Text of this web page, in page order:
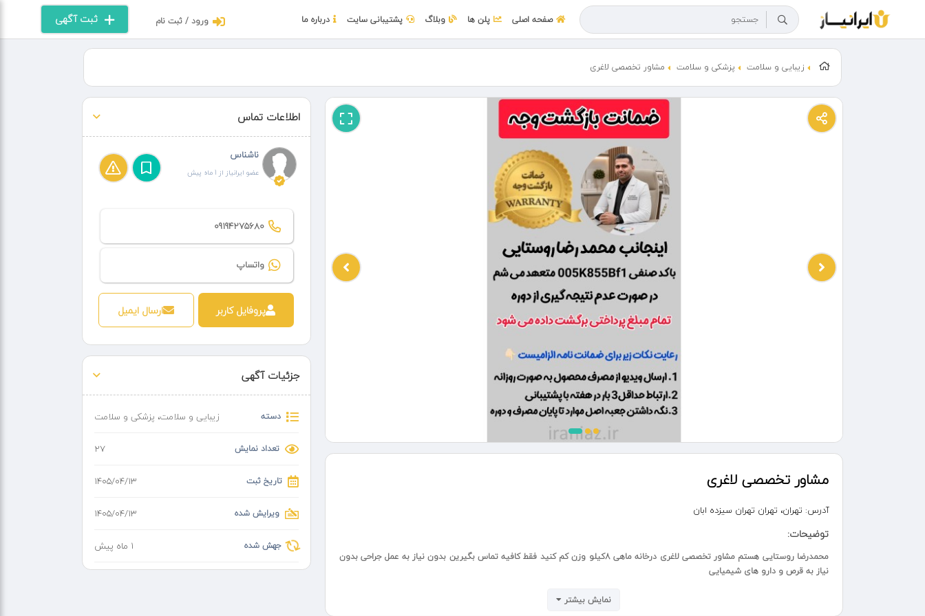
ثبت آگهی ورود / ثبت نام صفحه اصلی پلن ها وبلاگ پشتیبانی سایت درباره ما
زیبایی و سلامت پزشکی و سلامت مشاور تخصصی لاغری
مشاور تخصصی لاغری
آدرس: تهران، تهران تهران سیزده ابان
توضیحات:
محمدرضا روستایی هستم مشاور تخصصی لاغری درخانه ماهی 8کیلو وزن کم کنید فقط کافیه تماس بگیرین بدون نیاز به عمل جراحی بدون
نیاز به قرص و دارو های شیمیایی
نمایش بیشتر
اطلاعات تماس
ناشناس
عضو ایرانیاز از 1 ماه پیش
09194275680
واتساپ
پروفایل کاربر ارسال ایمیل
جزئیات آگهی
دسته زیبایی و سلامت، پزشکی و سلامت
تعداد نمایش 27
تاریخ ثبت ۱۴۰۵/۰۴/۱۳
ویرایش شده ۱۴۰۵/۰۴/۱۳
جهش شده 1 ماه پیش